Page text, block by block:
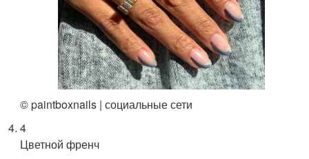
© paintboxnails | социальные сети
4
Цветной френч